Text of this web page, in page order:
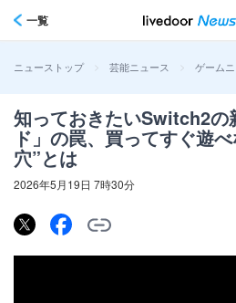
一覧
ニューストップ > 芸能ニュース > ゲーム
知っておきたいSwitch2の
ド」の罠、買ってすぐ遊
穴”とは
2026年5月19日 7時30分